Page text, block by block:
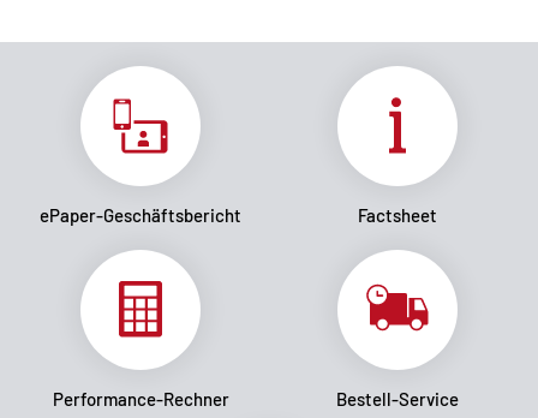
ePaper-Geschäftsbericht Factsheet
Performance-Rechner Bestell-Service